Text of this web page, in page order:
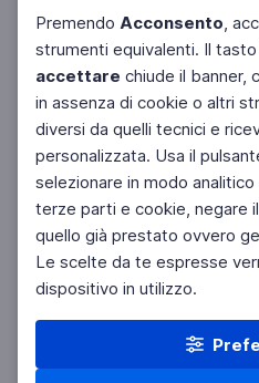
Premendo Acconsento,
strumenti equivalenti. Il tasto
accettare chiude il banner,
in assenza di cookie o altri
diversi da quelli tecnici e
personalizzata. Usa il
selezionare in modo
terze parti e cookie, negare
quello già prestato ovvero
Le scelte da te espresse
dispositivo in utilizzo.
Facebook